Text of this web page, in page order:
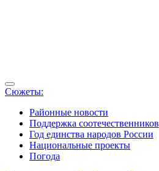
Сюжеты:
Районные новости
Поддержка соотечественников
Год единства народов России
Национальные проекты
Погода